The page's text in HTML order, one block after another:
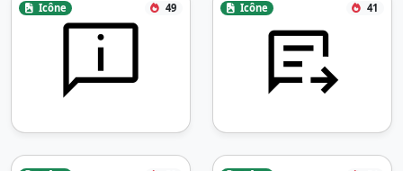
Icône 49 Icône 41